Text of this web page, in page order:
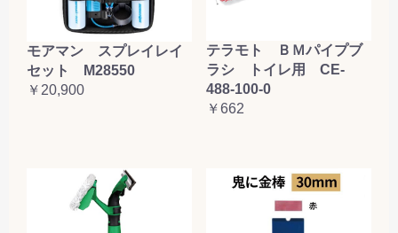
モアマン スプレイレイ
セット M28550
￥20,900
テラモト ＢＭパイプブ
ラシ トイレ用 CE-
488-100-0
￥662